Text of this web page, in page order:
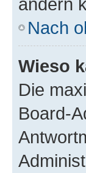
Nach
Wieso
Die
Board-